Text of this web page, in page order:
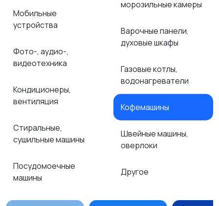
Мобильные
устройства
Фото-, аудио-,
видеотехника
Кондиционеры,
вентиляция
Стиральные,
сушильные машины
Посудомоечные
машины
морозильные камеры
Варочные панели,
духовые шкафы
Газовые котлы,
водонагреватели
Кофемашины
Швейные машины,
оверлоки
Другое